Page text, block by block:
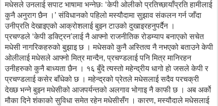
मधेसले उनलाई सपाट भाषामा भन्नेछः ‘केपी ओलीको प्रतिच्छायाँप्रति हामीलाई
कुनै अनुराग छैन ।’ संविधानको पहिलो मस्यौदामा सुझाव संकलन गर्न जाँदा
उनीप्रति देखाइएको आक्रोशलाई बुझ्न टाउको दुखाइरहनुपर्दैन ।
प्रचण्डले ‘केपी डक्ट्रिन’लाई नै आफ्नो राजनीतिक रोडम्याप बनाएको सचेत
मधेसी नागरिकहरुको बुझाइ छ । मधेसको कुनै अस्तित्व नै नभएको बताउने केपी
ओलीलाई मधेसले आफ्नो मित्र मान्दैन, प्रचण्डलाई पनि मित्र मानिरहन
उनीहरुको कुनै बाध्यता छैन । १६ बुँदे त्यस्तो महेन्द्रीय धागो हो जसले केपी र
प्रचण्डलाई कसेर बाँधेको छ । महेन्द्रको प्रेतले मधेसलाई सदैव परचक्री
देख्छ भन्ने बुझ्न मधेसीको आजपर्यन्तको अलगाव भोगाइ नै काफी छ । अब अर्को
मौका दिने शंकाको सुविधा समेत रहेन मधेसीसँग । कारण, मस्यौदाले मधेसलाई